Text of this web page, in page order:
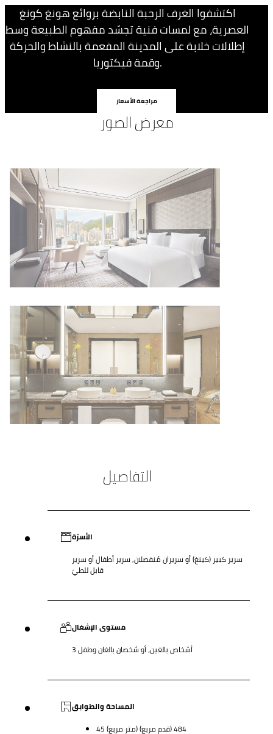
اكتشفوا الغرف الرحبة النابضة بروائع هونغ كونغ
العصرية، مع لمسات فنية تجسّد مفهوم الطبيعة وسط
إطلالات خلابة على المدينة المفعمة بالنشاط والحركة
وقمة فيكتوريا.
مراجعة الأسعار
معرض الصور
التفاصيل
الأسرّة
سرير كبير (كينغ) أو سريران مُنفصلان, سرير أطفال أو سرير
قابل للطيّ
مستوى الإشغال
3 أشخاص بالغين، أو شخصان بالغان وطفل
المساحة والطوابق
45 (متر مربع) 484 (قدم مربع)